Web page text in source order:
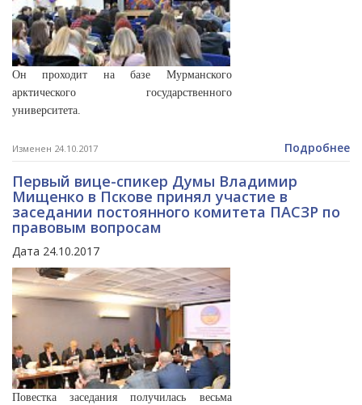
Он проходит на базе Мурманского
арктического государственного
университета.
Изменен 24.10.2017 Подробнее
Первый вице-спикер Думы Владимир
Мищенко в Пскове принял участие в
заседании постоянного комитета ПАСЗР по
правовым вопросам
Дата 24.10.2017
Повестка заседания получилась весьма